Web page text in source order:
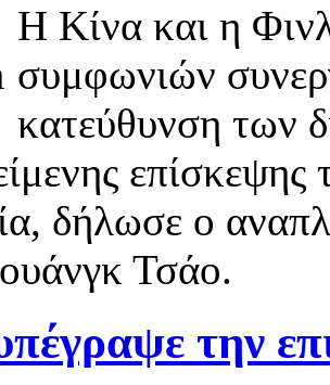
Η Κίνα και η
συμφωνιών
κατεύθυνση των
δήλωσε ο
Τσάο.
την